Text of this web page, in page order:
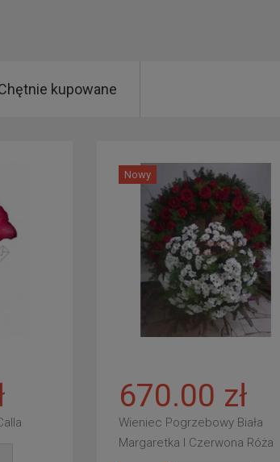
kupowane
Nowy
670.00 zł
Wieniec Pogrzebowy Biała
Margaretka I Czerwona Róża